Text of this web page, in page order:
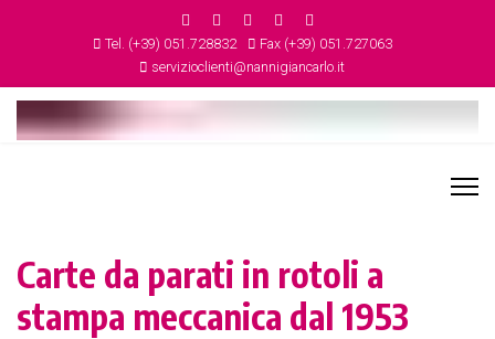
Tel. (+39) 051.728832
Fax (+39) 051.727063
servizioclienti@nannigiancarlo.it
Carte da parati in rotoli a
stampa meccanica dal 1953